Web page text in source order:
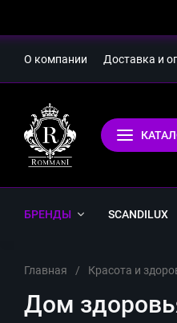
О компании Доставка и
БРЕНДЫ SCANDILUX
Главная / Красота и
Дом